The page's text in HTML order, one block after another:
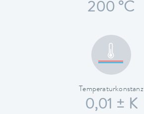
200 °C
Temperaturkonstanz
0,01 ± K